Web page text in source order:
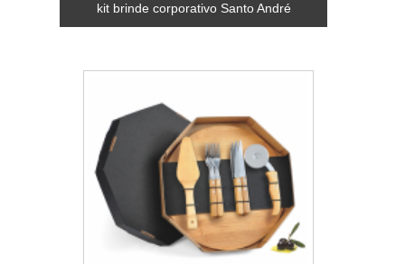
kit brinde corporativo Santo André